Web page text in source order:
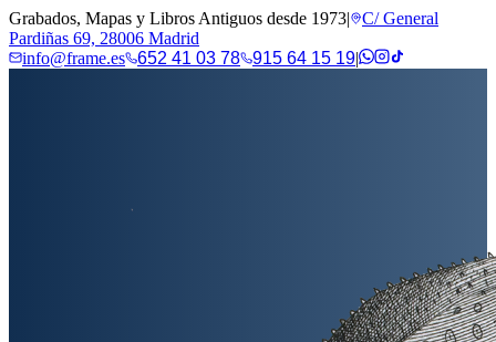
Grabados, Mapas y Libros Antiguos desde 1973|
C/ General
Pardiñas 69, 28006 Madrid
info@frame.es
652 41 03 78 915 64 15 19|